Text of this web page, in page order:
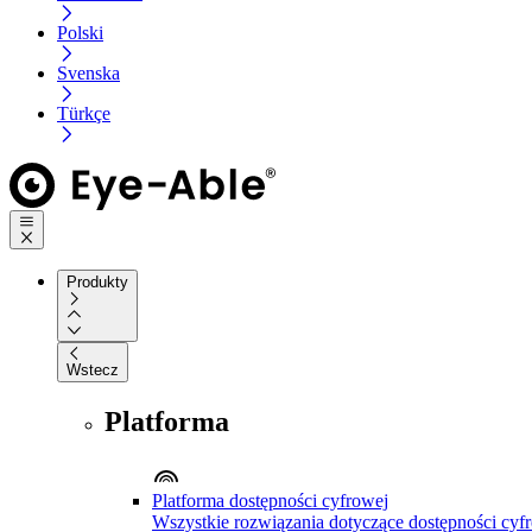
Polski
Svenska
Türkçe
Produkty
Wstecz
Platforma
Platforma dostępności cyfrowej
Wszystkie rozwiązania dotyczące dostępności